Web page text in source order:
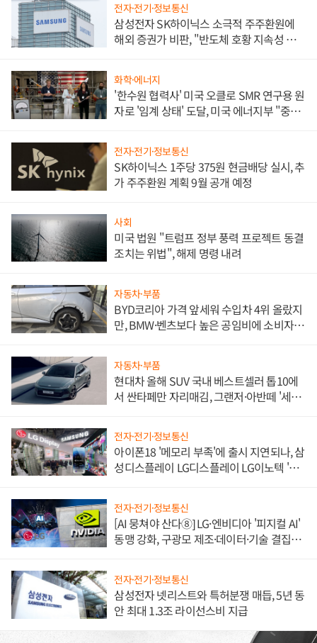
전자·전기·정보통신
삼성전자 SK하이닉스 소극적 주주환원에
해외 증권가 비판, "반도체 호황 지속성 의
화학·에너지
'한수원 협력사' 미국 오클로 SMR 연구용 원
자로 '임계 상태' 도달, 미국 에너지부 "중요
전자·전기·정보통신
SK하이닉스 1주당 375원 현금배당 실시, 추
가 주주환원 계획 9월 공개 예정
사회
미국 법원 "트럼프 정부 풍력 프로젝트 동결
조치는 위법", 해제 명령 내려
자동차·부품
BYD코리아 가격 앞세워 수입차 4위 올랐지
만, BMW·벤츠보다 높은 공임비에 소비자
자동차·부품
현대차 올해 SUV 국내 베스트셀러 톱10에
서 싼타페만 자리매김, 그랜저·아반떼 '세단
전자·전기·정보통신
아이폰18 '메모리 부족'에 출시 지연되나, 삼
성디스플레이 LG디스플레이 LG이노텍 '탈
전자·전기·정보통신
[AI 뭉쳐야 산다⑧] LG·엔비디아 '피지컬 AI'
동맹 강화, 구광모 제조·데이터·기술 결집
전자·전기·정보통신
삼성전자 넷리스트와 특허분쟁 매듭, 5년 동
안 최대 1.3조 라이선스비 지급